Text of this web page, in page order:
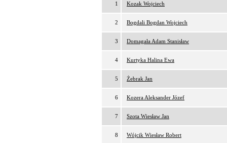
1 Kozak Wojciech
2 Bogdali Bogdan Wojciech
3 Domagała Adam Stanisław
4 Kurtyka Halina Ewa
5 Żebrak Jan
6 Kozera Aleksander Józef
7 Szota Wiesław Jan
8 Wójcik Wiesław Robert